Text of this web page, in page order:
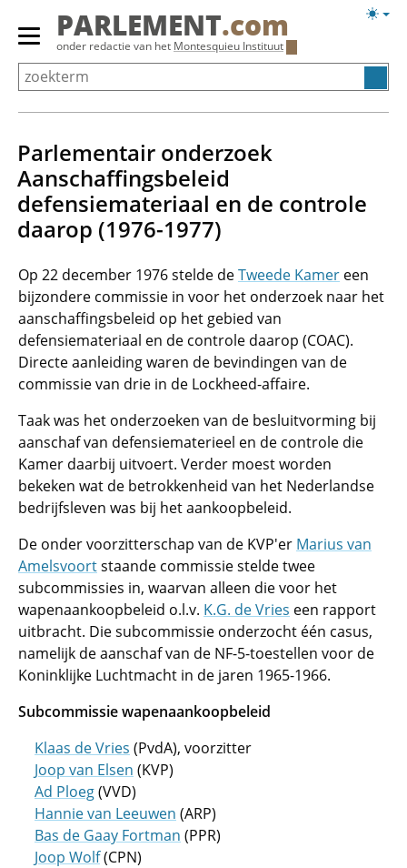
Overslaan
Primair
menu
tonen/verbergen
PARLEMENT.com
onder redactie van het Montesquieu Instituut
Parlementair onderzoek
Aanschaffingsbeleid
defensiemateriaal en de controle
daarop (1976-1977)
Op 22 december 1976 stelde deTweede Kamer een
bijzondere commissie in voor het onderzoek naar het
aanschaffingsbeleid op het gebied van
defensiemateriaal en de controle daarop (COAC).
Directe aanleiding waren de bevindingen van de
commissie van drie in de Lockheed-affaire.
Taak was het onderzoeken van de besluitvorming bij
aanschaf van defensiematerieel en de controle die
Kamer daarbij uitvoert. Verder moest worden
bekeken wat de betrokkenheid van het Nederlandse
bedrijfsleven was bij het aankoopbeleid.
De onder voorzitterschap van de KVP'er Marius van
Amelsvoortstaande commissie stelde twee
subcommissies in, waarvan alleen die voor het
wapenaankoopbeleid o.l.v. K.G. de Vries een rapport
uitbracht. Die subcommissie onderzocht één casus,
namelijk de aanschaf van de NF-5-toestellen voor de
Koninklijke Luchtmacht in de jaren 1965-1966.
Subcommissie wapenaankoopbeleid
Klaas de Vries (PvdA), voorzitter
Joop van Elsen (KVP)
Ad Ploeg(VVD)
Hannie van Leeuwen (ARP)
Bas de Gaay Fortman (PPR)
Joop Wolf(CPN)